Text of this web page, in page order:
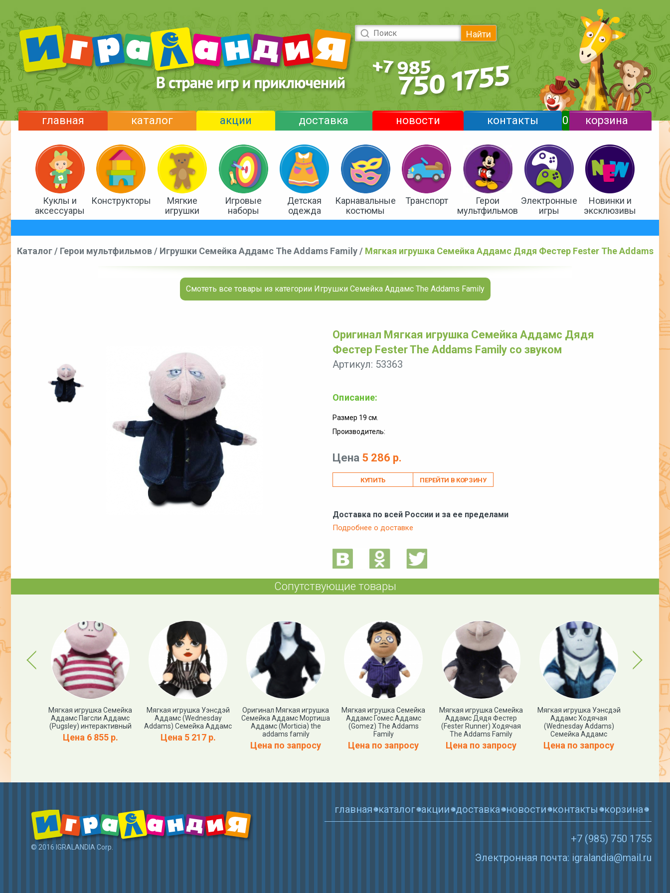
Найти
главная каталог акции доставка новости контакты 0 корзина
Куклы и
аксессуары
Конструкторы
Мягкие
игрушки
Игровые
наборы
Детская
одежда
Карнавальные
костюмы
Транспорт
Герои
мультфильмов
Электронные
игры
Новинки и
эксклюзивы
Каталог/ Герои мультфильмов/ Игрушки Семейка Аддамс The Addams Family/ Мягкая игрушка Семейка Аддамс Дядя Фестер Fester The Addams
Смотеть все товары из категории Игрушки Семейка Аддамс The Addams Family
Оригинал Мягкая игрушка Семейка Аддамс Дядя
Фестер Fester The Addams Family со звуком
Артикул: 53363
Описание:
Размер 19 см.
Производитель:
Цена 5 286 р.
ПЕРЕЙТИ В КОРЗИНУ
Доставка по всей России и за ее пределами
Подробнее о доставке
Сопутствующие товары
Previous
р.
Мягкая игрушка Семейка
Аддамс Пагсли Аддамс
(Pugsley) интерактивный
Цена 6 855 р.
Мягкая игрушка Уэнсдэй
Аддамс (Wednesday
Addams) Семейка Аддамс
Цена 5 217 р.
Оригинал Мягкая игрушка
Семейка Аддамс Мортиша
Аддамс (Morticia) the
addams family
Цена по запросу
Мягкая игрушка Семейка
Аддамс Гомес Аддамс
(Gomez) The Addams
Family
Цена по запросу
Мягкая игрушка Семейка
Аддамс Дядя Фестер
(Fester Runner) Ходячая
The Addams Family
Цена по запросу
Мягкая игрушка Уэнсдэй
Аддамс Ходячая
(Wednesday Addams)
Семейка Аддамс
Цена по запросу
и Гомес
Цена
Next
© 2016 IGRALANDIA Corp.
главная каталог акции доставка новости контакты корзина
+7 (985) 750 1755
Электронная почта: igralandia@mail.ru